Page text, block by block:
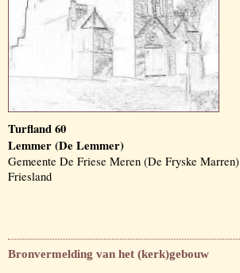
Turfland 60
Lemmer (De Lemmer)
Gemeente De Friese Meren (De Fryske Marren)
Friesland
Bronvermelding van het (kerk)gebouw